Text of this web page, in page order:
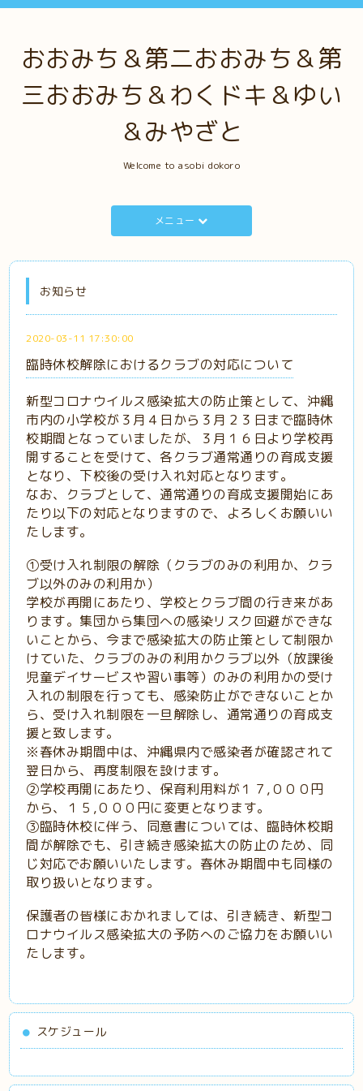
おおみち＆第二おおみち＆第
三おおみち＆わくドキ＆ゆい
＆みやざと
Welcome to asobi dokoro
メニュー
お知らせ
2020-03-11 17:30:00
臨時休校解除におけるクラブの対応について
新型コロナウイルス感染拡大の防止策として、沖縄
市内の小学校が３月４日から３月２３日まで臨時休
校期間となっていましたが、３月１６日より学校再
開することを受けて、各クラブ通常通りの育成支援
となり、下校後の受け入れ対応となります。
なお、クラブとして、通常通りの育成支援開始にあ
たり以下の対応となりますので、よろしくお願いい
たします。
①受け入れ制限の解除（クラブのみの利用か、クラ
ブ以外のみの利用か）
学校が再開にあたり、学校とクラブ間の行き来があ
ります。集団から集団への感染リスク回避ができな
いことから、 今まで感染拡大の防止策として制限か
けていた、クラブのみの利用かクラブ以外（放課後
児童デイサービスや習い事等）のみの利用かの受け
入れの制限を行っても、感染防止ができないことか
ら、受け入れ制限を一旦解除し、通常通りの育成支
援と致します。
※春休み期間中は、沖縄県内で感染者が確認されて
翌日から、再度制限を設けます。
②学校再開にあたり、保育利用料が１７,０００円
から、１５,０００円に変更となります。
③臨時休校に伴う、同意書については、臨時休校期
間が解除でも、引き続き感染拡大の防止のため、同
じ対応でお願いいたします。春休み期間中も同様の
取り扱いとなります。
保護者の皆様におかれましては、引き続き、新型コ
ロナウイルス感染拡大の予防へのご協力をお願いい
たします。
スケジュール